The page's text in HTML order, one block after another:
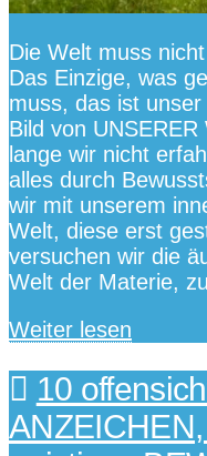
Die Welt muss
Das Einzige, was
muss, das ist
Bild von
lange wir nicht
alles durch
wir mit unserem
Welt, diese erst
versuchen wir die
Welt der Materie,
Weiter lesen
10